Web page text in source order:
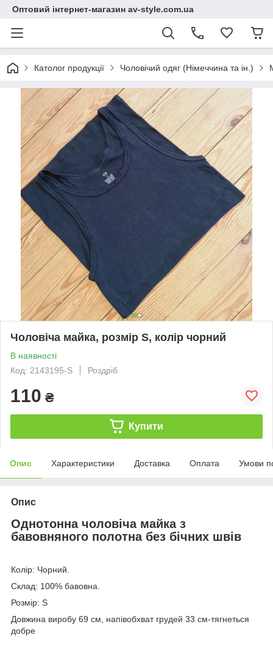
Оптовий інтернет-магазин av-style.com.ua
Католог продукції Чоловічий одяг (Німеччина та ін.)
Чоловіча майка, розмір S, колір чорний
В наявності
Код: 2143195-S
Роздріб
110 ₴
Купити
Опис Характеристики Доставка Оплата Умови
Опис
Однотонна чоловіча майка з
бавовняного полотна без бічних швів
Колір: Чорний.
Склад: 100% бавовна.
Розмір: S
Довжина виробу 69 см, напівобхват грудей 33 см-тягнеться
добре